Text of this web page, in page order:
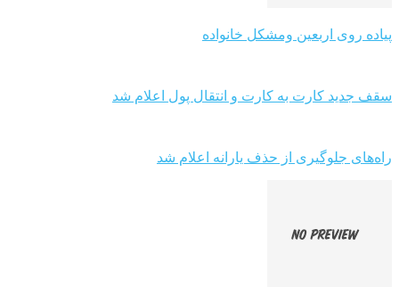
پیاده روی اربعین ومشکل خانواده
سقف جدید کارت به کارت و انتقال پول اعلام شد
راه‌های جلوگیری از حذف یارانه اعلام شد